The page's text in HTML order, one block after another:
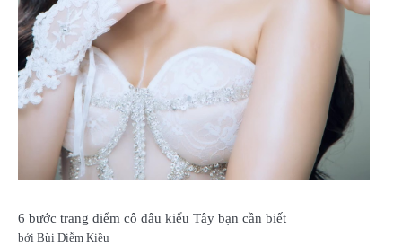
6 bước trang điểm cô dâu kiểu Tây bạn cần biết
bởi Bùi Diễm Kiều